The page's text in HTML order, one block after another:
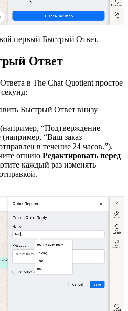
первый Быстрый Ответ.
Ответ
в The Chat Quotient простое
Быстрый Ответ внизу
“Подтверждение
“Ваш заказ
в течение 24 часов.”).
опцию Редактировать перед
каждый раз изменять